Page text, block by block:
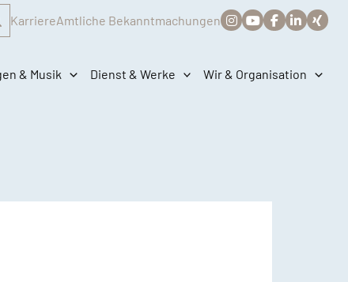
KarriereAmtliche Bekanntmachungen
& Musik Dienst & Werke Wir & Organisation